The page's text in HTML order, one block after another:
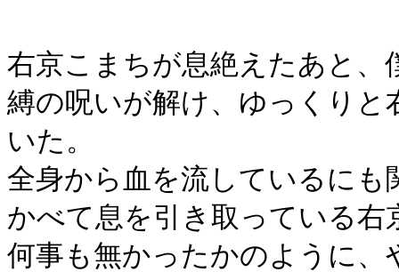
右京こまちが息絶えたあと
縛の呪いが解け、ゆっくり
いた。
全身から血を流しているに
かべて息を引き取っている右
何事も無かったかのように